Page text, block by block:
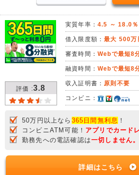
評価 :3.8
実質年率： 4.5 ～ 18.0％
借入限度額：最大 500万
審査時間： Webで最短8
融資時間： Webで最短8
収入証明書： 原則不要
コンビニ：
50万円以上なら 365日間無利息 ！
コンビニATM可能！ アプリでカード
勤務先への電話確認は一切しません。
詳細はこちら